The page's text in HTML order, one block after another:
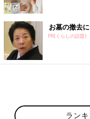
お墓の撤去
PR(くらしの話題)
ラン